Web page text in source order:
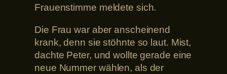
Frauenstimme meldete sich.
Die Frau war aber anscheinend
krank, denn sie stöhnte so laut. Mist,
dachte Peter, und wollte gerade eine
neue Nummer wählen, als der